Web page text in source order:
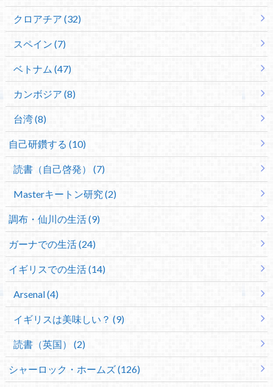
クロアチア (32)
スペイン (7)
ベトナム (47)
カンボジア (8)
台湾 (8)
自己研鑽する (10)
読書（自己啓発） (7)
Masterキートン研究 (2)
調布・仙川の生活 (9)
ガーナでの生活 (24)
イギリスでの生活 (14)
Arsenal (4)
イギリスは美味しい？ (9)
読書（英国） (2)
シャーロック・ホームズ (126)